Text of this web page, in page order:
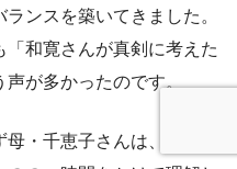
ンスを築いてきました。
和寛さんが真剣に考えた
声が多かったのです。
・千恵子さんは、当初こ